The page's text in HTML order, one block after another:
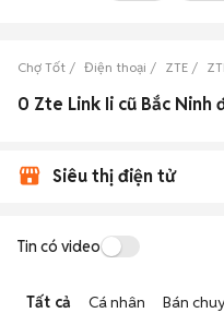
Chợ Tốt Điện thoại ZTE
0 Zte Link Ii cũ Bắc Ninh
Siêu thị điện tử
Tin có video
Tất cả Cá nhân Bán